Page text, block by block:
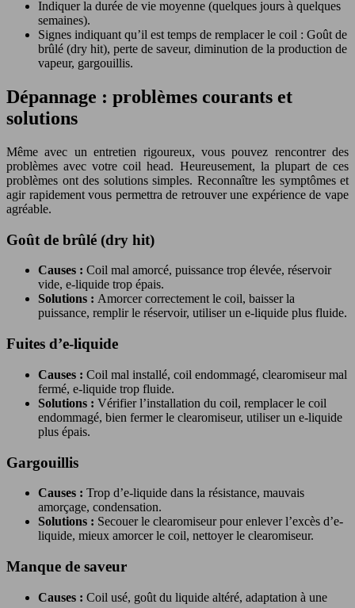
Indiquer la durée de vie moyenne (quelques jours à quelques
semaines).
Signes indiquant qu’il est temps de remplacer le coil : Goût de
brûlé (dry hit), perte de saveur, diminution de la production de
vapeur, gargouillis.
Dépannage : problèmes courants et
solutions
Même avec un entretien rigoureux, vous pouvez rencontrer des
problèmes avec votre coil head. Heureusement, la plupart de ces
problèmes ont des solutions simples. Reconnaître les symptômes et
agir rapidement vous permettra de retrouver une expérience de vape
agréable.
Goût de brûlé (dry hit)
Causes : Coil mal amorcé, puissance trop élevée, réservoir
vide, e-liquide trop épais.
Solutions : Amorcer correctement le coil, baisser la
puissance, remplir le réservoir, utiliser un e-liquide plus fluide.
Fuites d’e-liquide
Causes : Coil mal installé, coil endommagé, clearomiseur mal
fermé, e-liquide trop fluide.
Solutions : Vérifier l’installation du coil, remplacer le coil
endommagé, bien fermer le clearomiseur, utiliser un e-liquide
plus épais.
Gargouillis
Causes : Trop d’e-liquide dans la résistance, mauvais
amorçage, condensation.
Solutions : Secouer le clearomiseur pour enlever l’excès d’e-
liquide, mieux amorcer le coil, nettoyer le clearomiseur.
Manque de saveur
Causes : Coil usé, goût du liquide altéré, adaptation à une